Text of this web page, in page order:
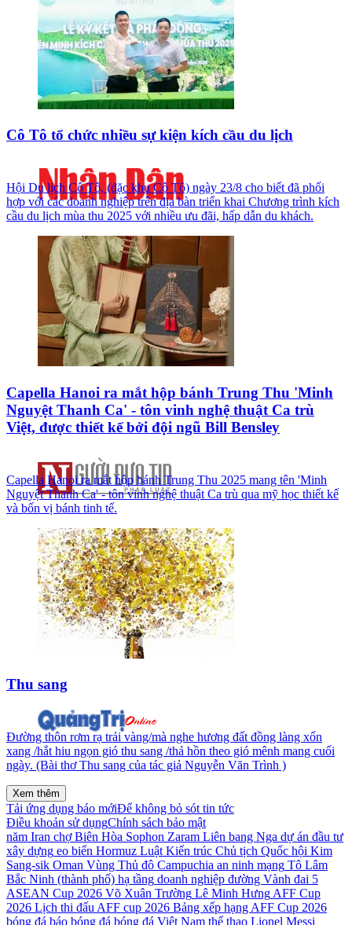
Cô Tô tổ chức nhiều sự kiện kích cầu du lịch
Hội Du lịch Cô Tô, (đặc khu Cô Tô) ngày 23/8 cho biết đã phối
hợp với các doanh nghiệp trên địa bàn triển khai Chương trình kích
cầu du lịch mùa thu 2025 với nhiều ưu đãi, hấp dẫn du khách.
Capella Hanoi ra mắt hộp bánh Trung Thu 'Minh
Nguyệt Thanh Ca' - tôn vinh nghệ thuật Ca trù
Việt, được thiết kế bởi đội ngũ Bill Bensley
Capella Hanoi ra mắt hộp bánh Trung Thu 2025 mang tên 'Minh
Nguyệt Thanh Ca' - tôn vinh nghệ thuật Ca trù qua mỹ học thiết kế
và bốn vị bánh tinh tế.
Thu sang
Đường thôn rơm rạ trải vàng/mà nghe hương đất đồng làng xốn
xang /hắt hiu ngọn gió thu sang /thả hồn theo gió mênh mang cuối
ngày. (Bài thơ Thu sang của tác giả Nguyễn Văn Trình )
Xem thêm
Tải ứng dụng báo mớiĐể không bỏ sót tin tức
Điều khoản sử dụngChính sách bảo mật
năm Iran chợ Biên Hòa Sophon Zaram Liên bang Nga dự án đầu tư
xây dựng eo biển Hormuz Luật Kiến trúc Chủ tịch Quốc hội Kim
Sang-sik Oman Vùng Thủ đô Campuchia an ninh mạng Tô Lâm
Bắc Ninh (thành phố) hạ tầng doanh nghiệp đường Vành đai 5
ASEAN Cup 2026 Võ Xuân Trường Lê Minh Hưng AFF Cup
2026 Lịch thi đấu AFF cup 2026 Bảng xếp hạng AFF Cup 2026
bóng đá báo bóng đá bóng đá Việt Nam thể thao Lionel Messi